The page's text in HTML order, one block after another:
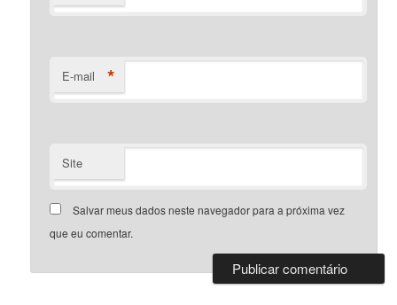
E-mail *
Site
Salvar meus dados neste navegador para a próxima vez
que eu comentar.